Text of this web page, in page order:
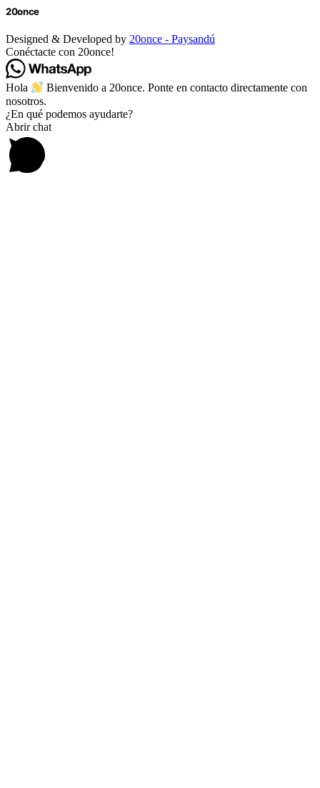
20once
Designed & Developed by 20once - Paysandú
Conéctacte con 20once!
Hola
Bienvenido a 20once. Ponte en contacto directamente con
nosotros.
¿En qué podemos ayudarte?
Abrir chat